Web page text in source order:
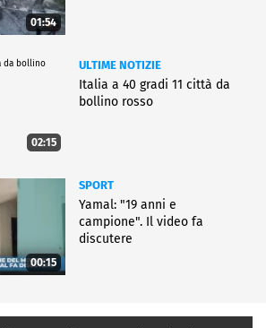
01:54
02:15
ULTIME NOTIZIE
Italia a 40 gradi 11 città da
bollino rosso
00:15
SPORT
Yamal: "19 anni e
campione". Il video fa
discutere